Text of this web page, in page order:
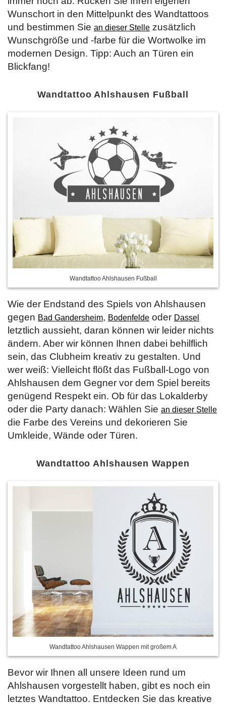
Wunschort in den Mittelpunkt des Wandtattoos
und bestimmen Sie an dieser Stelle zusätzlich
Wunschgröße und -farbe für die Wortwolke im
modernen Design. Tipp: Auch an Türen ein
Blickfang!
Wandtattoo Ahlshausen Fußball
Wandtattoo Ahlshausen Fußball
Wie der Endstand des Spiels von Ahlshausen
gegen Bad Gandersheim, Bodenfelde oder Dassel
letztlich aussieht, daran können wir leider nichts
ändern. Aber wir können Ihnen dabei behilflich
sein, das Clubheim kreativ zu gestalten. Und
wer weiß: Vielleicht flößt das Fußball-Logo von
Ahlshausen dem Gegner vor dem Spiel bereits
genügend Respekt ein. Ob für das Lokalderby
oder die Party danach: Wählen Sie an dieser Stelle
die Farbe des Vereins und dekorieren Sie
Umkleide, Wände oder Türen.
Wandtattoo Ahlshausen Wappen
Wandtattoo Ahlshausen Wappen mit großem A
Bevor wir Ihnen all unsere Ideen rund um
Ahlshausen vorgestellt haben, gibt es noch ein
letztes Wandtattoo. Entdecken Sie das kreative